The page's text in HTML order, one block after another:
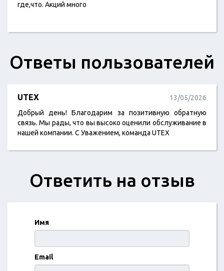
где,что. Акций много
Ответы пользователей
UTEX
13/05/2026
Добрый день! Благодарим за позитивную обратную
связь. Мы рады, что вы высоко оценили обслуживание в
нашей компании. С Уважением, команда UTEX
Ответить на отзыв
Имя
Email